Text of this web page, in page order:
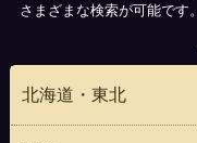
さまざまな検索が可能です。
北海道・東北